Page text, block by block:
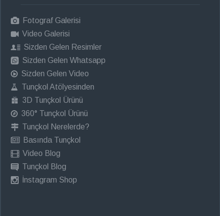
Fotograf Galerisi
Video Galerisi
Sizden Gelen Resimler
Sizden Gelen Whatsapp
Sizden Gelen Video
Tunçkol Atölyesinden
3D Tunçkol Ürünü
360° Tunçkol Ürünü
Tunçkol Nerelerde?
Basında Tunçkol
Video Blog
Tunçkol Blog
İnstagram Shop